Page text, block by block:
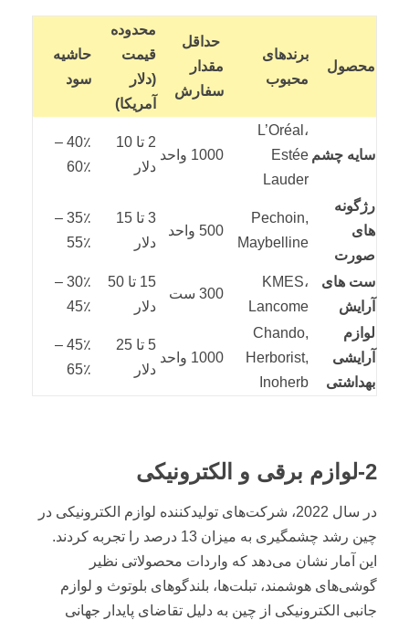
محصول
برندهای
محبوب
حداقل
مقدار
سفارش
محدوده
قیمت
(دلار
آمریکا)
حاشیه
سود
سایه چشم
L’Oréal،
Estée
Lauder
1000 واحد
2 تا 10
دلار
40٪ –
60٪
رژگونه
های
صورت
Pechoin,
Maybelline
500 واحد
3 تا 15
دلار
35٪ –
55٪
ست های
آرایش
KMES،
Lancome
300 ست
15 تا 50
دلار
30٪ –
45٪
لوازم
آرایشی
بهداشتی
Chando,
Herborist,
Inoherb
1000 واحد
5 تا 25
دلار
45٪ –
65٪
2-لوازم برقی و الکترونیکی
در سال 2022، شرکت‌های تولیدکننده لوازم الکترونیکی در
چین رشد چشمگیری به میزان 13 درصد را تجربه کردند.
این آمار نشان می‌دهد که واردات محصولاتی نظیر
گوشی‌های هوشمند، تبلت‌ها، بلندگوهای بلوتوث و لوازم
جانبی الکترونیکی از چین به دلیل تقاضای پایدار جهانی